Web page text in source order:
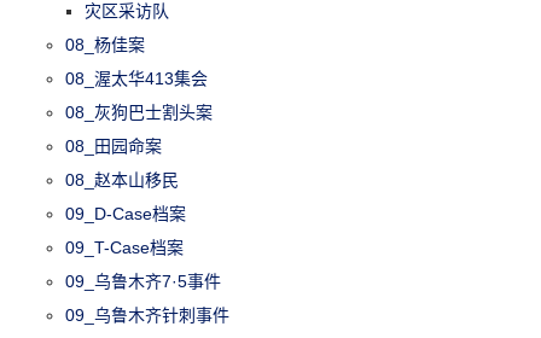
灾区采访队
08_杨佳案
08_渥太华413集会
08_灰狗巴士割头案
08_田园命案
08_赵本山移民
09_D-Case档案
09_T-Case档案
09_乌鲁木齐7·5事件
09_乌鲁木齐针刺事件